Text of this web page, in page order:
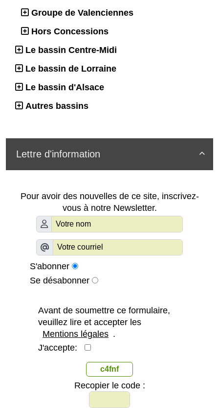
Groupe de Valenciennes
Hors Concessions
Le bassin Centre-Midi
Le bassin de Lorraine
Le bassin d'Alsace
Autres bassins

Lettre d'information
Pour avoir des nouvelles de ce site, inscrivez-
vous à notre Newsletter.
S'abonner
Se désabonner
Avant de soumettre ce formulaire,
veuillez lire et accepter les
Mentions légales .
J'accepte:
c4fnf
Recopier le code :